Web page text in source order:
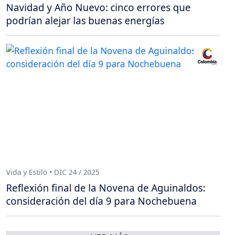
Navidad y Año Nuevo: cinco errores que
podrían alejar las buenas energías
Vida y Estilo • DIC 24 / 2025
Reflexión final de la Novena de Aguinaldos:
consideración del día 9 para Nochebuena